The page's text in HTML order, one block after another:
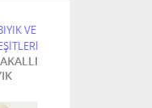
VE